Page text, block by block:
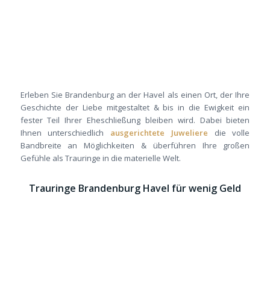
Erleben Sie Brandenburg an der Havel als einen Ort, der Ihre
Geschichte der Liebe mitgestaltet & bis in die Ewigkeit ein
fester Teil Ihrer Eheschließung bleiben wird. Dabei bieten
Ihnen unterschiedlich ausgerichtete Juweliere die volle
Bandbreite an Möglichkeiten & überführen Ihre großen
Gefühle als Trauringe in die materielle Welt.
Trauringe Brandenburg Havel für wenig Geld